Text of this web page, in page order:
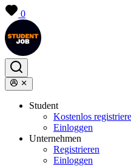
0
Student
Kostenlos
Einloggen
Unternehmen
Registrieren
Einloggen